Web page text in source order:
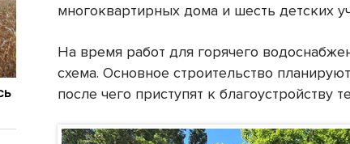
многоквартирных дома и шесть детских
На время работ для горячего
схема. Основное строительство
после чего приступят к благоустройству